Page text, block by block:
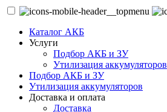
Каталог АКБ
Услуги
Подбор АКБ и ЗУ
Утилизация аккумуляторов
Подбор АКБ и ЗУ
Утилизация аккумуляторов
Доставка и оплата
Доставка